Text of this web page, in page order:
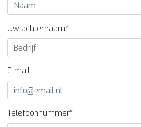
Uw achternaam*
E-mail
Telefoonnummer*